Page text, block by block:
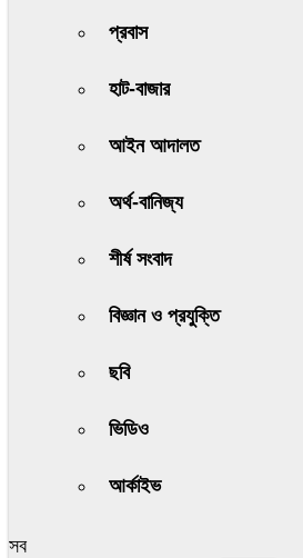
প্রবাস
হাট-বাজার
আইন আদালত
অর্থ-বানিজ্য
শীর্ষ সংবাদ
বিজ্ঞান ও প্রযুক্তি
ছবি
ভিডিও
আর্কাইভ
সব